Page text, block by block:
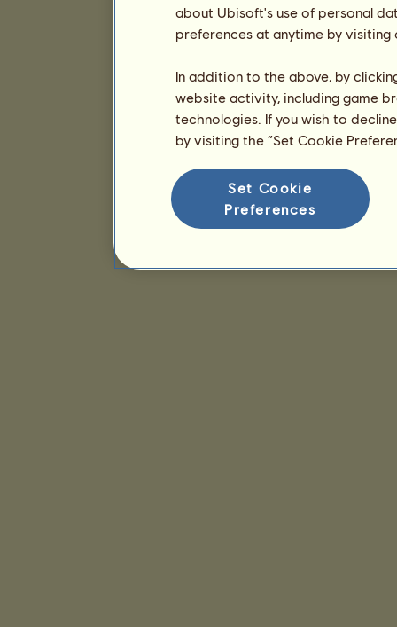
about Ubisoft's use of personal
preferences at anytime by
In addition to the above, by
website activity, including game
technologies. If you wish to
by visiting the “Set Cookie
Set Cookie
Preferences